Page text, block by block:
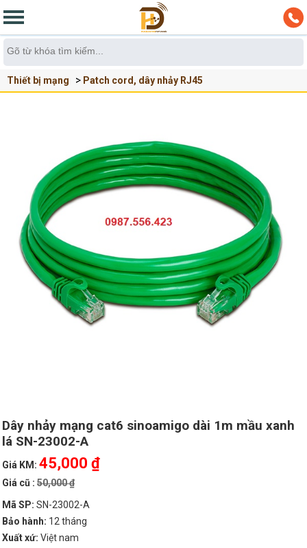
Thiết bị mạng Patch cord, dây nhảy RJ45
Dây nhảy mạng cat6 sinoamigo dài 1m mầu xanh
lá SN-23002-A
Giá KM: 45,000 ₫
Giá cũ : 50,000 ₫
Mã SP: SN-23002-A
Bảo hành: 12 tháng
Xuất xứ: Việt nam